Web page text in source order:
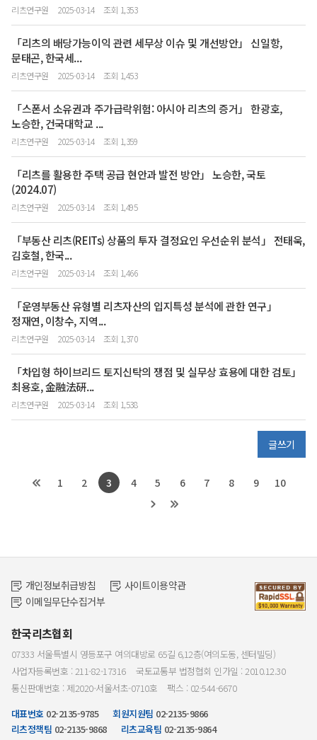
리츠연구원 2025-03-14 조회 1,353
「리츠의 배당가능이익 관련 세무상 이슈 및 개선방안」 신일항,
문태곤, 한국세...
리츠연구원 2025-03-14 조회 1,453
「스폰서 소유권과 주가급락위험: 아시아 리츠의 증거」 한광호,
노승한, 건국대학교 ...
리츠연구원 2025-03-14 조회 1,359
「리츠를 활용한 주택 공급 현안과 발전 방안」 노승한, 국토
(2024.07)
리츠연구원 2025-03-14 조회 1,495
「부동산 리츠(REITs) 상품의 투자 결정요인 우선순위 분석」 전태욱,
김호철, 한국...
리츠연구원 2025-03-14 조회 1,466
「운영부동산 유형별 리츠자산의 입지특성 분석에 관한 연구」
정재연, 이창수, 지역...
리츠연구원 2025-03-14 조회 1,370
「차입형 하이브리드 토지신탁의 쟁점 및 실무상 효용에 대한 검토」
최용호, 金融法硏...
리츠연구원 2025-03-14 조회 1,538
글쓰기
1 2 3 4 5 6 7 8 9 10
개인정보취급방침
사이트이용약관
이메일무단수집거부
한국리츠협회
07333 서울특별시 영등포구 여의대방로 65길 6,12층(여의도동, 센터빌딩)
사업자등록번호 : 211-82-17316
국토교통부 법정협회 인가일 : 2010.12.30
통신판매번호 : 제2020-서울서초-0710호
팩스 : 02-544-6670
대표번호 02-2135-9785 회원지원팀 02-2135-9866
리츠정책팀 02-2135-9868 리츠교육팀 02-2135-9864